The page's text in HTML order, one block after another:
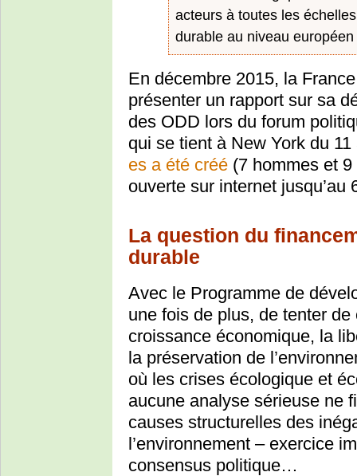
acteurs à toutes les
durable au niveau
En décembre 2015, la
présenter un rapport sur sa
des ODD lors du forum
qui se tient à New York du
es a été créé (7 hommes et
ouverte sur internet jusqu’au
La question du
durable
Avec le Programme de
une fois de plus, de tenter de
croissance économique, la
la préservation de
où les crises écologique et
aucune analyse sérieuse ne
causes structurelles des
l’environnement – exercice
consensus politique…